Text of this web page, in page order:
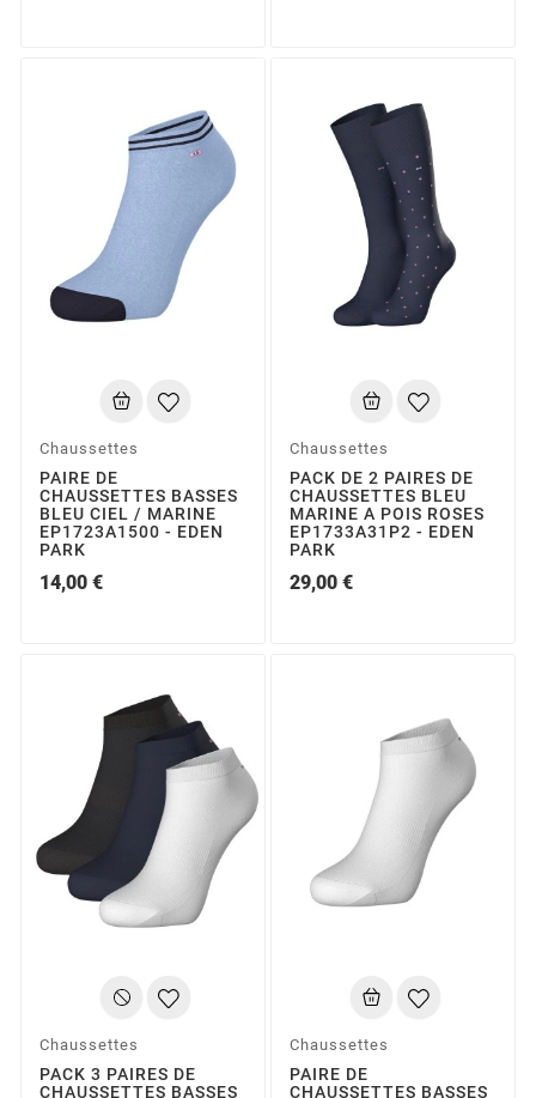
Chaussettes
PAIRE DE
CHAUSSETTES BASSES
BLEU CIEL / MARINE
EP1723A1500 - EDEN
PARK
14,00 €
Chaussettes
PACK DE 2 PAIRES DE
CHAUSSETTES BLEU
MARINE A POIS ROSES
EP1733A31P2 - EDEN
PARK
29,00 €
Chaussettes
PACK 3 PAIRES DE
CHAUSSETTES BASSES
Chaussettes
PAIRE DE
CHAUSSETTES BASSES